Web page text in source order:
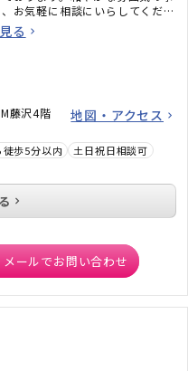
お気軽に相談にいらしてくださ
る
藤沢4階 地図・アクセス
歩5分以内
土日祝日相談可
メールでお問い合わせ